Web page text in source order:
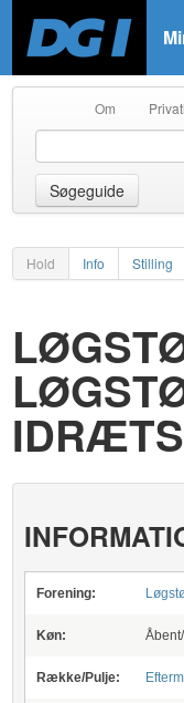
Om
Søgeguide
Hold Info Stilling
Forening:
Køn:
Række/Pulje: